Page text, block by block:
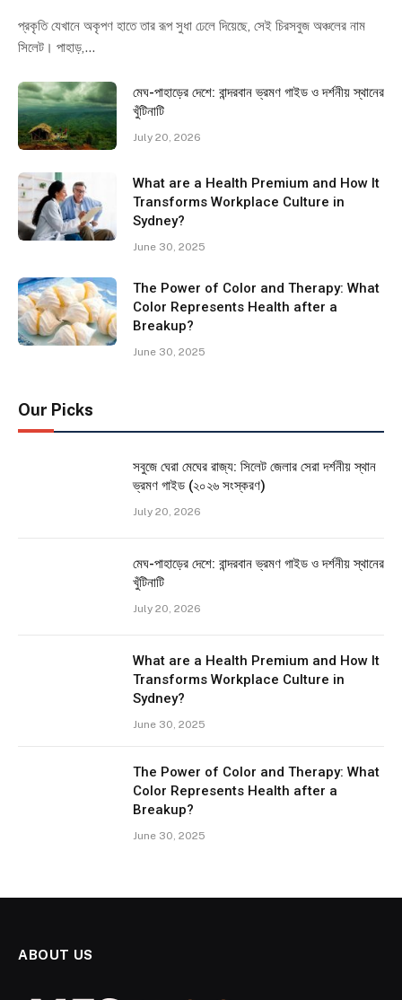
প্রকৃতি যেখানে অকৃপণ হাতে তার রূপ সুধা ঢেলে দিয়েছে, সেই চিরসবুজ অঞ্চলের নাম
সিলেট। পাহাড়,…
মেঘ-পাহাড়ের দেশে: বান্দরবান ভ্রমণ গাইড ও দর্শনীয় স্থানের
খুঁটিনাটি
July 20, 2026
What are a Health Premium and How It
Transforms Workplace Culture in
Sydney?
June 30, 2025
The Power of Color and Therapy: What
Color Represents Health after a
Breakup?
June 30, 2025
Our Picks
সবুজে ঘেরা মেঘের রাজ্য: সিলেট জেলার সেরা দর্শনীয় স্থান
ভ্রমণ গাইড (২০২৬ সংস্করণ)
July 20, 2026
মেঘ-পাহাড়ের দেশে: বান্দরবান ভ্রমণ গাইড ও দর্শনীয় স্থানের
খুঁটিনাটি
July 20, 2026
What are a Health Premium and How It
Transforms Workplace Culture in
Sydney?
June 30, 2025
The Power of Color and Therapy: What
Color Represents Health after a
Breakup?
June 30, 2025
ABOUT US